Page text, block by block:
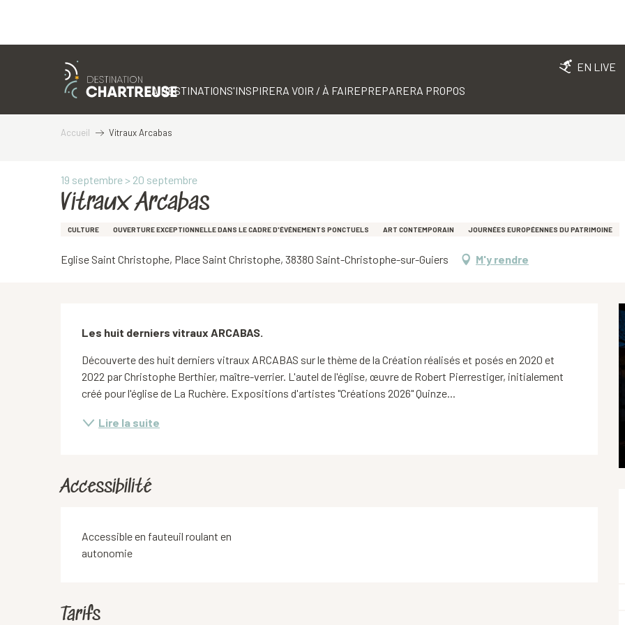
EN LIVE
LA DESTINATIONS'INSPIRERA VOIR / À FAIREPREPARERA PROPOS
Accueil Vitraux Arcabas
19 septembre > 20 septembre
Vitraux Arcabas
CULTURE OUVERTURE EXCEPTIONNELLE DANS LE CADRE D'ÉVÉNEMENTS PONCTUELS ART CONTEMPORAIN JOURNÉES EUROPÉENNES DU PATRIMOINE
Eglise Saint Christophe, Place Saint Christophe, 38380 Saint-Christophe-sur-Guiers M'y rendre
Description
Les huit derniers vitraux ARCABAS.
Découverte des huit derniers vitraux ARCABAS sur le thème de la Création réalisés et posés en 2020 et
2022 par Christophe Berthier, maître-verrier. L'autel de l'église, œuvre de Robert Pierrestiger, initialement
créé pour l'église de La Ruchère. Expositions d'artistes "Créations 2026" Quinze...
Lire la suite
Accessibilité
Accessible en fauteuil roulant en
autonomie
Tarifs